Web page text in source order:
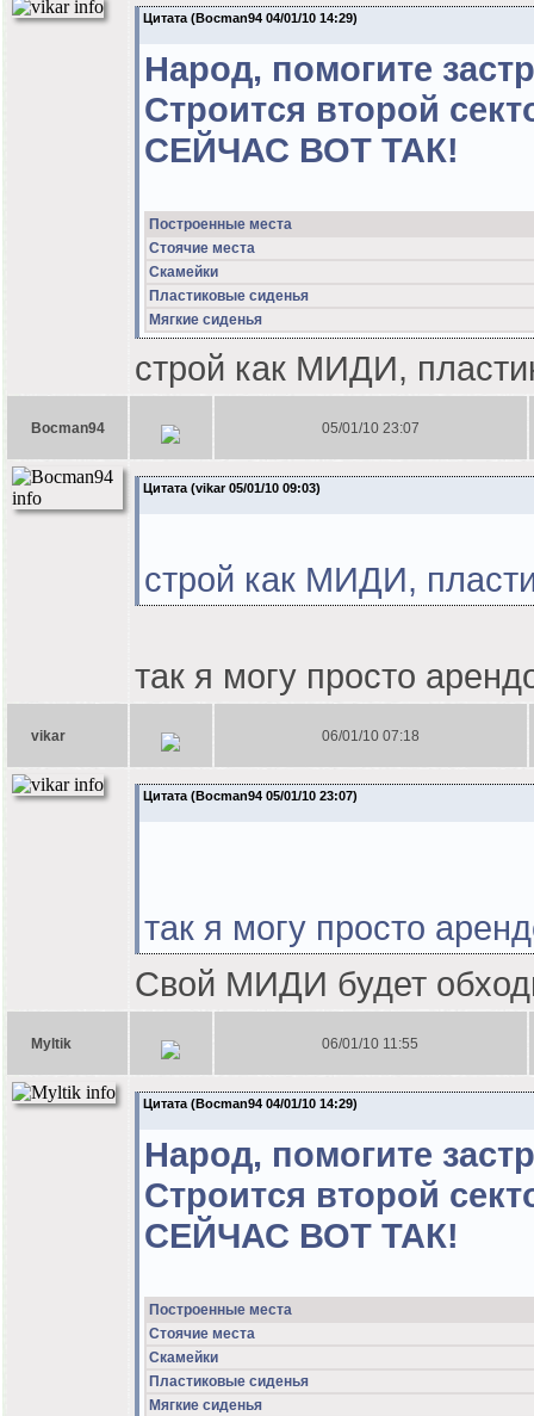
Цитата (Bocman94 04/01/10 14:29)
Народ, помогите
Строится второй
СЕЙЧАС ВОТ ТАК!
Построенные места
Стоячие места
Скамейки
Пластиковые сиденья
Мягкие сиденья
строй как МИДИ,
Bocman94 05/01/10 23:07
Цитата (vikar 05/01/10 09:03)
строй как МИДИ,
так я могу просто
vikar 06/01/10 07:18
Цитата (Bocman94 05/01/10 23:07)
так я могу просто
Свой МИДИ будет
Myltik 06/01/10 11:55
Цитата (Bocman94 04/01/10 14:29)
Народ, помогите
Строится второй
СЕЙЧАС ВОТ ТАК!
Построенные места
Стоячие места
Скамейки
Пластиковые сиденья
Мягкие сиденья